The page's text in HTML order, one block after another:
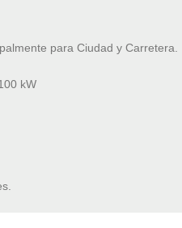
para Ciudad y Carretera.
kW